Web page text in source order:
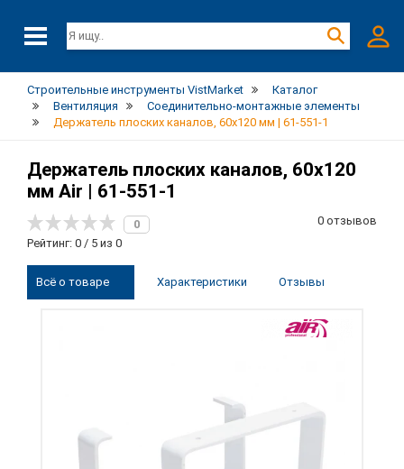
Строительные инструменты VistMarket
Каталог
Вентиляция
Соединительно-монтажные элементы
Держатель плоских каналов, 60х120 мм | 61-551-1
Держатель плоских каналов, 60х120
мм Air | 61-551-1
0
Рейтинг: 0 / 5 из 0
0 отзывов
Всё о товаре Характеристики Отзывы